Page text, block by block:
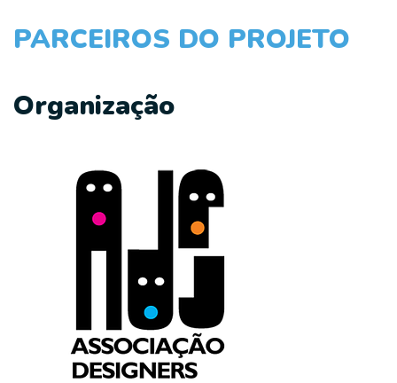
PARCEIROS DO PROJETO
Organização